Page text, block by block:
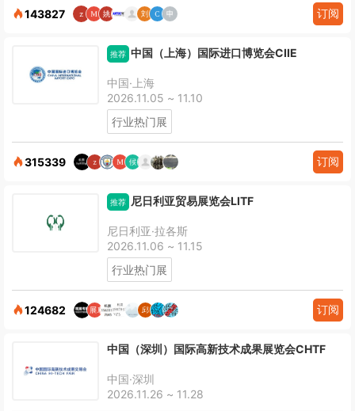
143827 订阅
推荐 中国（上海）国际进口博览会CIIE
中国·上海
2026.11.05 ~ 11.10
行业热门展
315339 订阅
推荐 尼日利亚贸易展览会LITF
尼日利亚·拉各斯
2026.11.06 ~ 11.15
行业热门展
124682 订阅
中国（深圳）国际高新技术成果展览会CHTF
中国·深圳
2026.11.26 ~ 11.28